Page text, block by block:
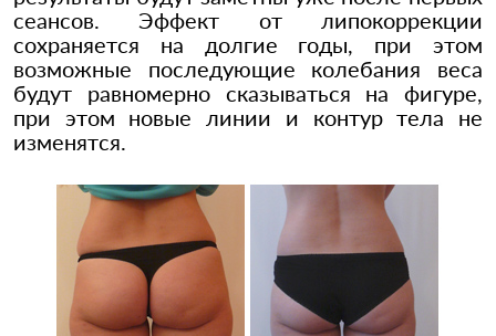
сеансов. Эффект от липокоррекции
сохраняется на долгие годы, при этом
возможные последующие колебания веса
будут равномерно сказываться на фигуре,
при этом новые линии и контур тела не
изменятся.